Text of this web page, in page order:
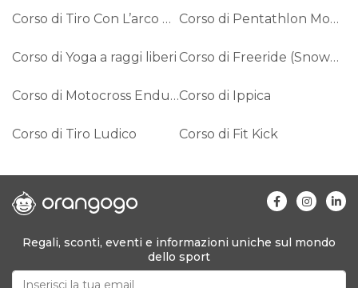
Corso di Tiro Con L’arco Paralimpico Corso di Pentathlon Moderno
Corso di Yoga a raggi liberi Corso di Freeride (Snowboard)
Corso di Motocross EnduroCorso di Ippica
Corso di Tiro Ludico Corso di Fit Kick
Regali, sconti, eventi e informazioni uniche sul mondo
dello sport